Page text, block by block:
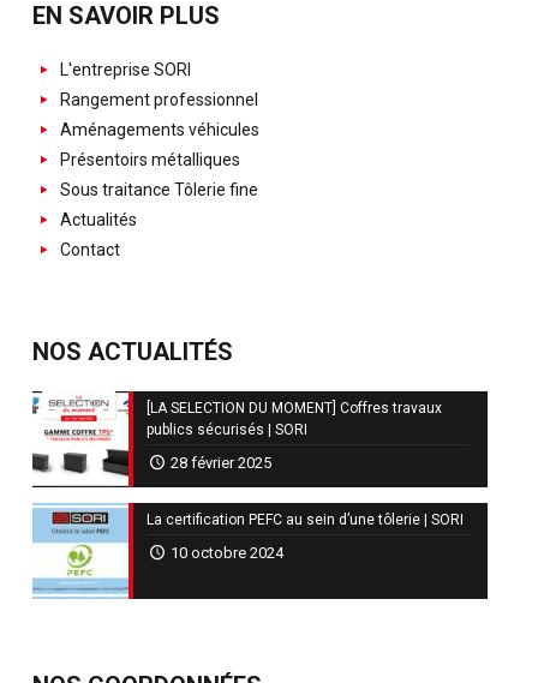
EN SAVOIR PLUS
L'entreprise SORI
Rangement professionnel
Aménagements véhicules
Présentoirs métalliques
Sous traitance Tôlerie fine
Actualités
Contact
NOS ACTUALITÉS
[LA SELECTION DU MOMENT] Coffres travaux
publics sécurisés | SORI
28 février 2025
La certification PEFC au sein d’une tôlerie | SORI
10 octobre 2024